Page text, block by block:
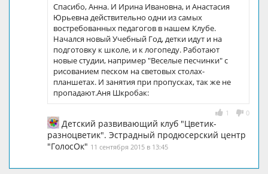
Спасибо, Анна. И Ирина Ивановна, и Анастасия
Юрьевна действительно одни из самых
востребованных педагогов в нашем Клубе.
Начался новый Учебный Год, детки идут и на
подготовку к школе, и к логопеду. Работают
новые студии, например "Веселые песчинки" с
рисованием песком на световых столах-
планшетах. И занятия при пропусках, так же не
пропадают.Аня Шкробак:
1 0
Детский развивающий клуб "Цветик-
разноцветик". Эстрадный продюсерский центр
"ГолосОк" 11 сентября 2015 в 13:45